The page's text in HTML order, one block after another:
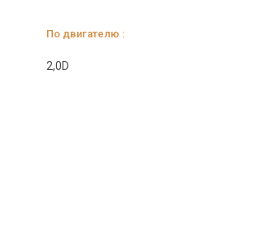
По двигателю :
2,0D